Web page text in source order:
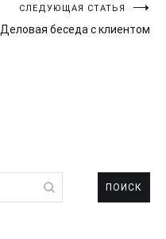
СЛЕДУЮЩАЯ СТАТЬЯ
Деловая беседа с клиентом